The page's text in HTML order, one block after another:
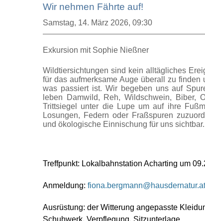
Wir nehmen Fährte auf!
Samstag, 14. März 2026, 09:30
Exkursion mit Sophie Nießner
Wildtiersichtungen sind kein alltägliches
für das aufmerksame Auge überall zu
was passiert ist. Wir begeben uns auf
leben Damwild, Reh, Wildschwein, Biber,
Trittsiegel unter die Lupe um auf ihre
Losungen, Federn oder Fraßspuren
und ökologische Einnischung für uns sichtbar.
Treffpunkt: Lokalbahnstation Acharting um
Anmeldung: fiona.bergmann@hausdernatur.at
Ausrüstung: der Witterung angepasste
Schuhwerk, Verpflegung, Sitzunterlage